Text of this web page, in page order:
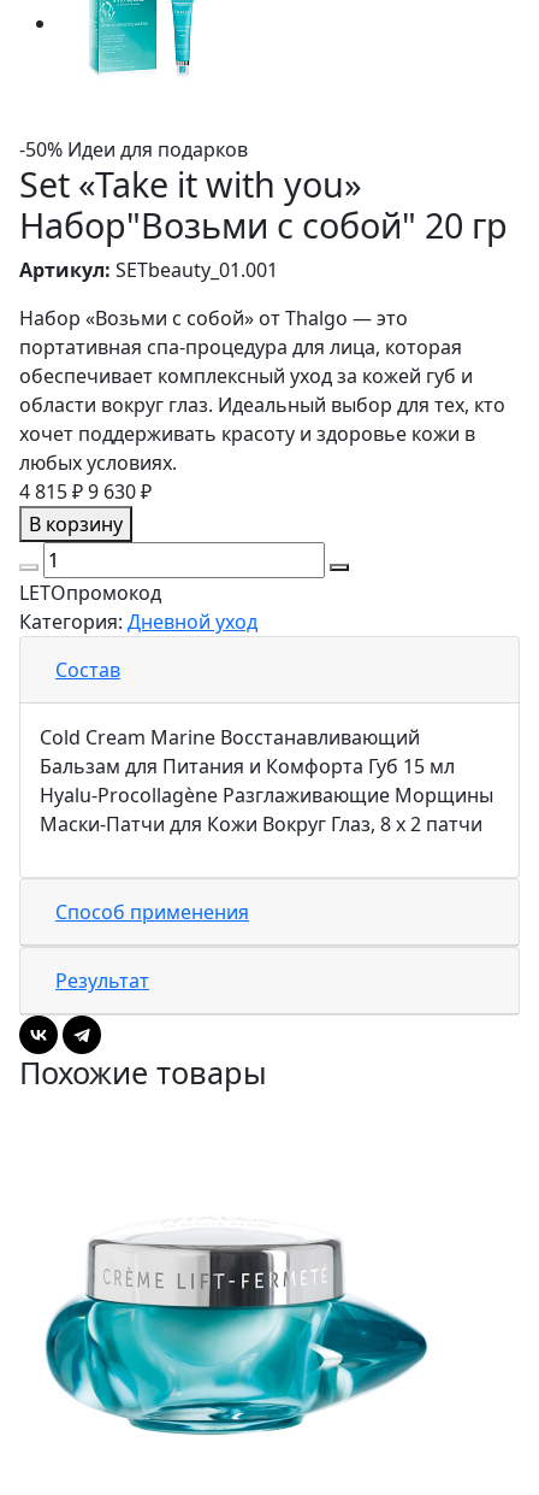
-50% Идеи для подарков
Set «Take it with you»
Набор"Возьми с собой" 20 гр
Артикул: SETbeauty_01.001
Набор «Возьми с собой» от Thalgo — это
портативная спа-процедура для лица, которая
обеспечивает комплексный уход за кожей губ и
области вокруг глаз. Идеальный выбор для тех, кто
хочет поддерживать красоту и здоровье кожи в
любых условиях.
4 815 ₽9 630 ₽
В корзину
LETOпромокод
Категория: Дневной уход
Состав
Cold Cream Marine Восстанавливающий
Бальзам для Питания и Комфорта Губ 15 мл
Hyalu-Procollagène Разглаживающие Морщины
Маски-Патчи для Кожи Вокруг Глаз, 8 x 2 патчи
Способ применения
Результат
Похожие товары